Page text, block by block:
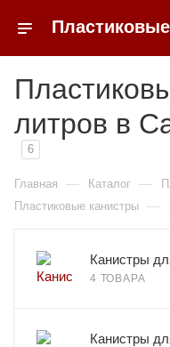
литров в
6
Главная — Каталог —
Пластиковые канистры —
Канистры
4 ТОВАРА
Канистры